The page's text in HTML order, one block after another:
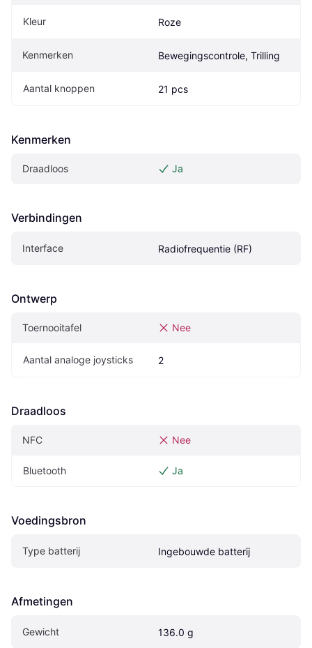
Kleur Roze
Kenmerken Bewegingscontrole, Trilling
Aantal knoppen 21 pcs
Kenmerken
Draadloos Ja
Verbindingen
Interface Radiofrequentie (RF)
Ontwerp
Toernooitafel Nee
Aantal analoge joysticks 2
Draadloos
NFC Nee
Bluetooth Ja
Voedingsbron
Type batterij Ingebouwde batterij
Afmetingen
Gewicht 136.0 g